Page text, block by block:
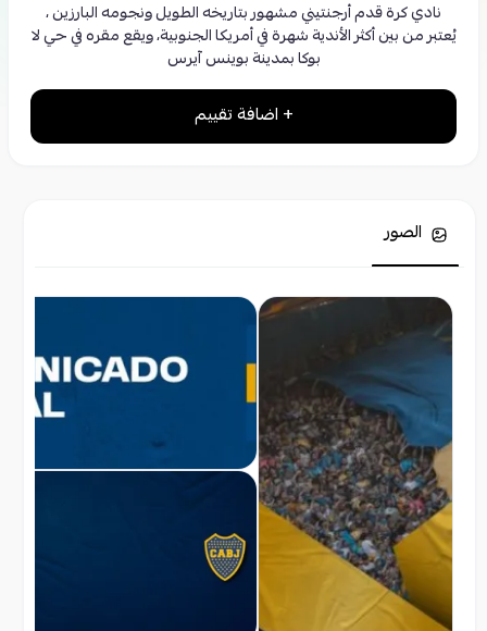
نادي كرة قدم أرجنتيني مشهور بتاريخه الطويل ونجومه البارزين ،
يُعتبر من بين أكثر الأندية شهرة في أمريكا الجنوبية، ويقع مقره في حي لا
بوكا بمدينة بوينس آيرس
+ اضافة تقييم
الصور